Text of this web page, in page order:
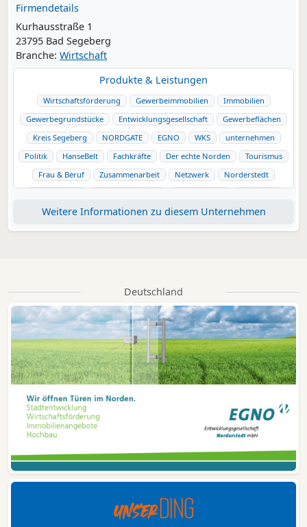
Firmendetails
Kurhausstraße 1
23795 Bad Segeberg
Branche: Wirtschaft
Produkte & Leistungen
Wirtschaftsförderung Gewerbeimmobilien
Immobilien
Gewerbegrundstücke
Entwicklungsgesellschaft
Gewerbeflächen
Kreis Segeberg
NORDGATE EGNO WKS
unternehmen
Politik
HanseBelt Fachkräfte Der echte Norden
Tourismus
Frau & Beruf
Zusammenarbeit Netzwerk
Norderstedt
Trappenkamp
Bad Bramstedt
Metropolregion Hamburg
Visit Segeberg
Binnenland regional
Weitere Informationen zu diesem Unternehmen
Deutschland